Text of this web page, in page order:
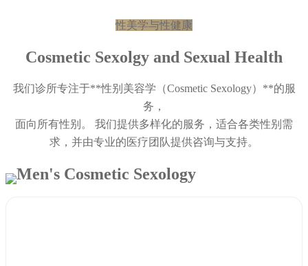
性美学与性健康
Cosmetic Sexolgy and Sexual Health
我们诊所专注于**性别美容学（Cosmetic Sexology）**的服
务，
面向所有性别。 我们提供多样化的服务，适合各类性别需
求，并由专业的医疗团队提供咨询与支持。
Men's Cosmetic Sexology